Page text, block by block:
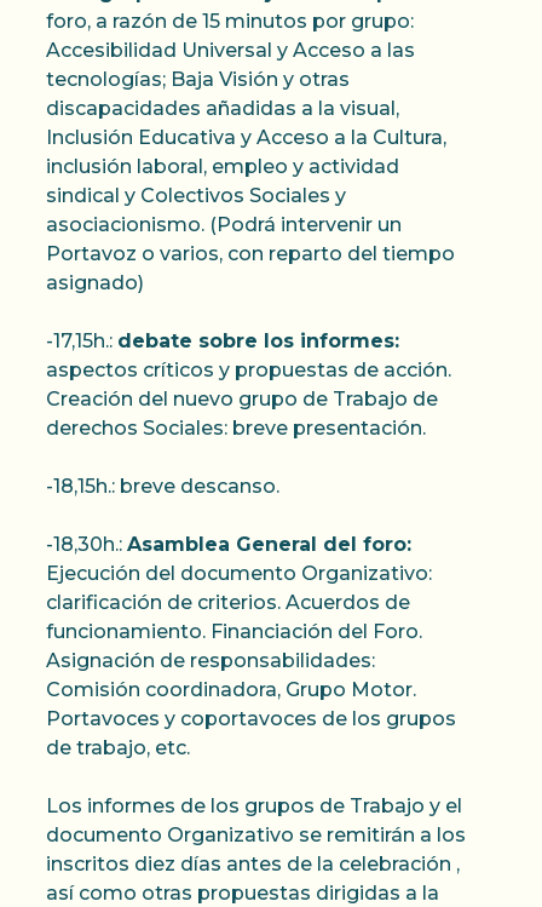
foro, a razón de 15 minutos por grupo:
Accesibilidad Universal y Acceso a las
tecnologías; Baja Visión y otras
discapacidades añadidas a la visual,
Inclusión Educativa y Acceso a la Cultura,
inclusión laboral, empleo y actividad
sindical y Colectivos Sociales y
asociacionismo. (Podrá intervenir un
Portavoz o varios, con reparto del tiempo
asignado)
-17,15h.: debate sobre los informes:
aspectos críticos y propuestas de acción.
Creación del nuevo grupo de Trabajo de
derechos Sociales: breve presentación.
-18,15h.: breve descanso.
-18,30h.: Asamblea General del foro:
Ejecución del documento Organizativo:
clarificación de criterios. Acuerdos de
funcionamiento. Financiación del Foro.
Asignación de responsabilidades:
Comisión coordinadora, Grupo Motor.
Portavoces y coportavoces de los grupos
de trabajo, etc.
Los informes de los grupos de Trabajo y el
documento Organizativo se remitirán a los
inscritos diez días antes de la celebración ,
así como otras propuestas dirigidas a la